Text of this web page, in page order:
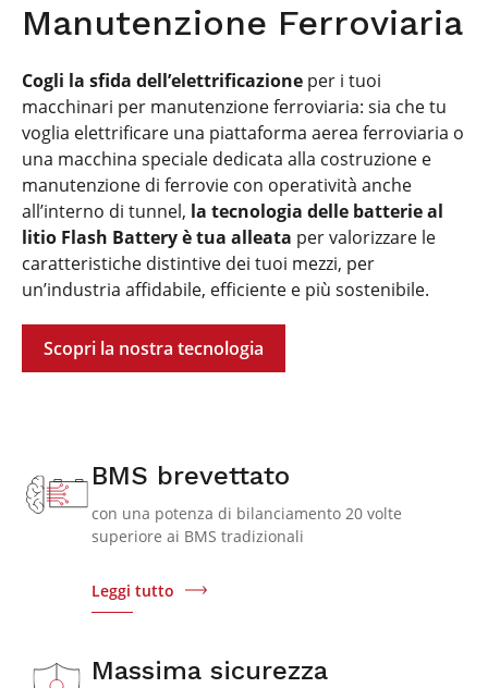
Manutenzione Ferroviaria
Cogli la sfida dell’elettrificazione per i tuoi
macchinari per manutenzione ferroviaria: sia che tu
voglia elettrificare una piattaforma aerea ferroviaria o
una macchina speciale dedicata alla costruzione e
manutenzione di ferrovie con operatività anche
all’interno di tunnel, la tecnologia delle batterie al
litio Flash Battery è tua alleata per valorizzare le
caratteristiche distintive dei tuoi mezzi, per
un’industria affidabile, efficiente e più sostenibile.
Scopri la nostra tecnologia
BMS brevettato
con una potenza di bilanciamento 20 volte
superiore ai BMS tradizionali
Leggi tutto
Massima sicurezza